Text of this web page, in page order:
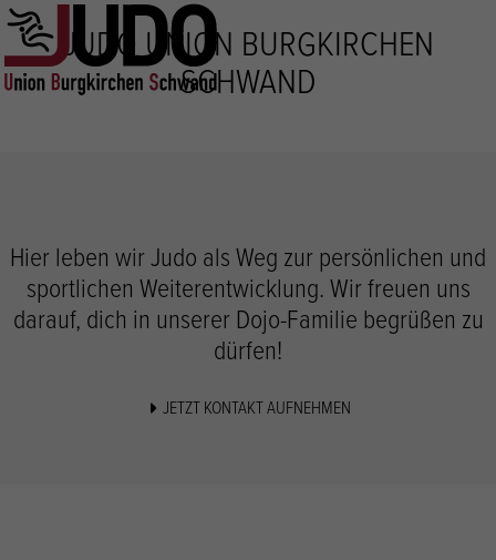
Direkt
zum
Inhalt
JUDO UNION BURGKIRCHEN
SCHWAND
Hier leben wir Judo als Weg zur persönlichen und
sportlichen Weiterentwicklung. Wir freuen uns
darauf, dich in unserer Dojo-Familie begrüßen zu
dürfen!
JETZT KONTAKT AUFNEHMEN